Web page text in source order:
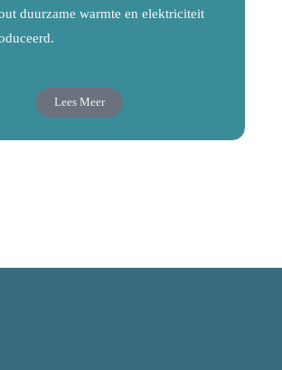
duurzame warmte en elektriciteit
Lees Meer